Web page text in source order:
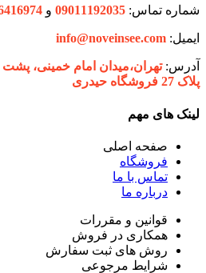
شماره تماس: 09011192035 و
ایمیل: info@noveinsee.com
آدرس:تهران،‌میدان امام خمینی،
پلاک 27 فروشگاه حیدری
لینک های مهم
صفحه اصلی
فروشگاه
تماس با ما
درباره ما
قوانین و مقررات
همکاری در فروش
روش های ثبت سفارش
شرایط مرجوعی